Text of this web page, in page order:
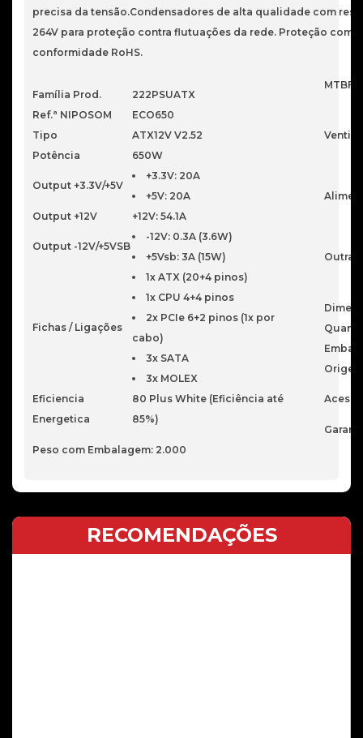
precisa da tensão.Condensadores de alta qualidade com
264V para proteção contra flutuações da rede. Proteção
conformidade RoHS.
Família Prod.
222PSUATX
Ref.ª NIPOSOM
ECO650
Tipo
ATX12V V2.52
Potência
650W
Output +3.3V/+5V
+3.3V: 20A
+5V: 20A
Output +12V
+12V: 54.1A
Output -12V/+5VSB
-12V: 0.3A (3.6W)
+5Vsb: 3A (15W)
Fichas / Ligações
1x ATX (20+4 pinos)
1x CPU 4+4 pinos
2x PCIe 6+2 pinos (1x por
cabo)
3x SATA
3x MOLEX
Eficiencia
Energetica
80 Plus White (Eficiência até
85%)
MTBF
Outras
Origem
Peso com Embalagem: 2.000
RECOMENDAÇÕES